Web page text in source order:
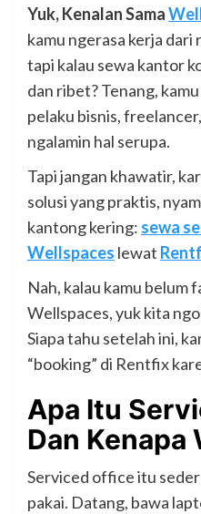
Yuk, Kenalan Sama
kamu ngerasa kerja dari
tapi kalau sewa kantor
dan ribet? Tenang,
pelaku bisnis,
ngalamin hal serupa.
Tapi jangan khawatir,
solusi yang praktis,
kantong kering: sewa
Wellspaces lewat
Nah, kalau kamu belum
Wellspaces, yuk kita
Siapa tahu setelah ini,
“booking” di Rentfix
Apa Itu
Dan Kenapa
Serviced office itu
pakai. Datang, bawa